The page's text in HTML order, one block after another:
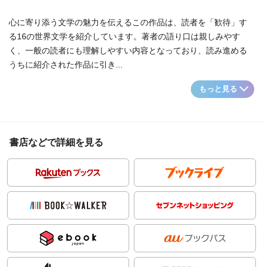
心に寄り添う文学の魅力を伝えるこの作品は、読者を「歓待」す
る16の世界文学を紹介しています。著者の語り口は親しみやす
く、一般の読者にも理解しやすい内容となっており、読み進める
うちに紹介された作品に引き...
もっと見る
書店などで詳細を見る